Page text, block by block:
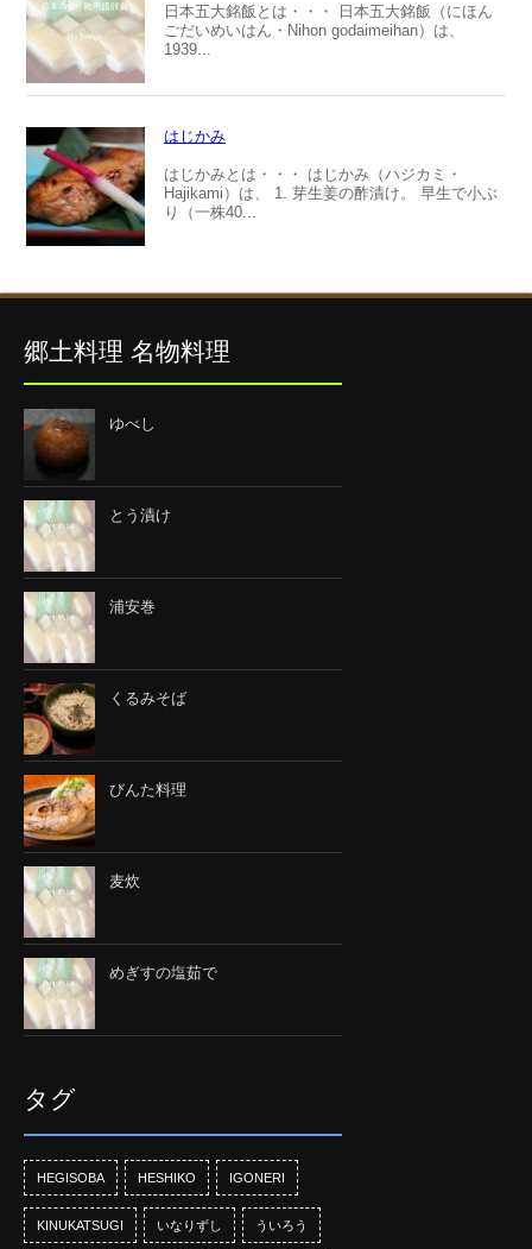
日本五大銘飯とは・・・ 日本五大銘飯（にほん
ごだいめいはん・Nihon godaimeihan）は、
1939...
はじかみ
はじかみとは・・・ はじかみ（ハジカミ・
Hajikami）は、 1. 芽生姜の酢漬け。 早生で小ぶ
り（一株40...
郷土料理 名物料理
ゆべし
とう漬け
浦安巻
くるみそば
びんた料理
麦炊
めぎすの塩茹で
タグ
HEGISOBA HESHIKO IGONERI
KINUKATSUGI いなりずし ういろう